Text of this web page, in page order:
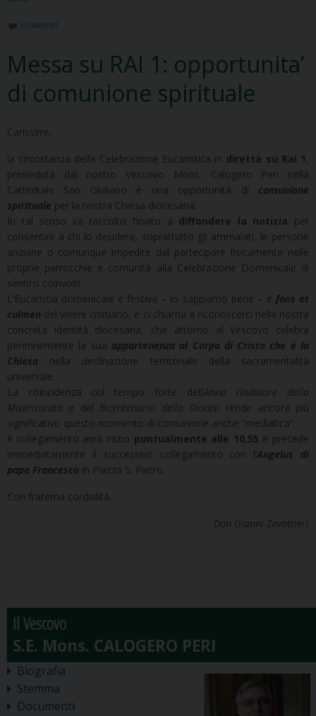
COMMENT
Messa su RAI 1: opportunita’
di comunione spirituale
Carissimi,
la circostanza della Celebrazione Eucaristica in diretta su Rai 1,
presieduta dal nostro Vescovo Mons. Calogero Peri nella
Cattedrale San Giuliano è una opportunità di comunione
spirituale per la nostra Chiesa diocesana.
In tal senso va raccolto l’invito a diffondere la notizia per
consentire a chi lo desidera, soprattutto gli ammalati, le persone
anziane o comunque impedite dal partecipare fisicamente nelle
proprie parrocchie e comunità alla Celebrazione Domenicale di
sentirsi coinvolti.
L’Eucaristia domenicale e festiva – lo sappiamo bene – è fons et
culmen del vivere cristiano, e ci chiama a riconoscerci nella nostra
concreta identità diocesana, che attorno al Vescovo celebra
perennemente la sua appartenenza al Corpo di Cristo che è la
Chiesa nella declinazione territoriale della sacramentalità
universale.
La coincidenza col tempo forte dell’Anno Giubilare della
Misericordia e del Bicentenario della Diocesi rende ancora più
significativo questo momento di comunione anche “mediatica”.
Il collegamento avrà inizio puntualmente alle 10,55 e precede
immediatamente il successivo collegamento con l’Angelus di
papa Francesco in Piazza S. Pietro.
Con fraterna cordialità.
Don Gianni Zavattieri
Il Vescovo
Biografia
Stemma
Documenti